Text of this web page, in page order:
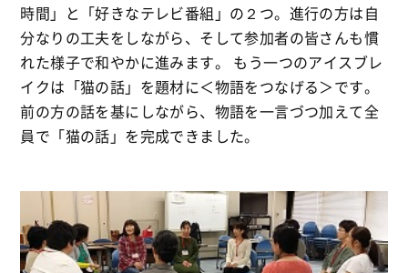
時間」と「好きなテレビ番組」の２つ。進行の方は自
分なりの工夫をしながら、そして参加者の皆さんも慣
れた様子で和やかに進みます。 もう一つのアイスブレ
イクは「猫の話」を題材に＜物語をつなげる＞です。
前の方の話を基にしながら、物語を一言づつ加えて全
員で「猫の話」を完成できました。